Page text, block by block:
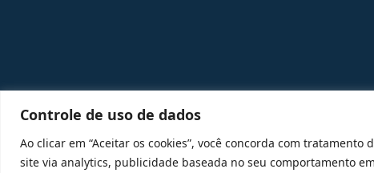
Controle de uso de dados
Ao clicar em “Aceitar os cookies”, você concorda com
site via analytics, publicidade baseada no seu comportamento